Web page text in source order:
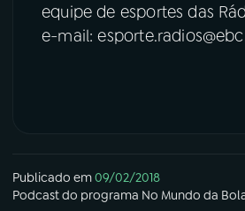
equipe de esportes das
e-mail:
Publicado em09/02/2018
Podcastdo programa No Mundo da